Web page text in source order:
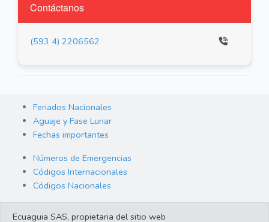
Contáctanos
(593 4) 2206562
Feriados Nacionales
Aguaje y Fase Lunar
Fechas importantes
Números de Emergencias
Códigos Internacionales
Códigos Nacionales
Ecuaguia SAS, propietaria del sitio web